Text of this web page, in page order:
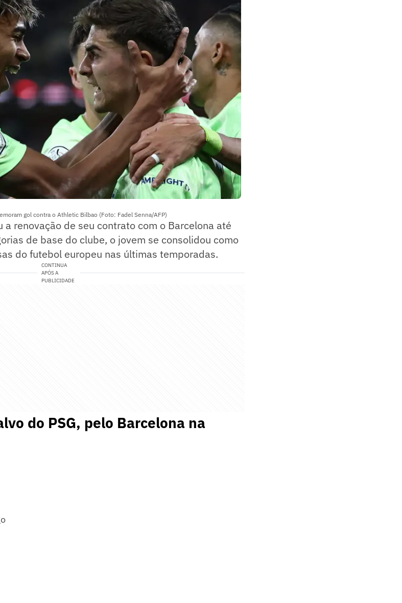
gol contra o Athletic Bilbao (Foto: Fadel Senna/AFP)
a renovação de seu contrato com o Barcelona até
de base do clube, o jovem se consolidou como
do futebol europeu nas últimas temporadas.
CONTINUA
APÓS A
PUBLICIDADE
do PSG, pelo Barcelona na